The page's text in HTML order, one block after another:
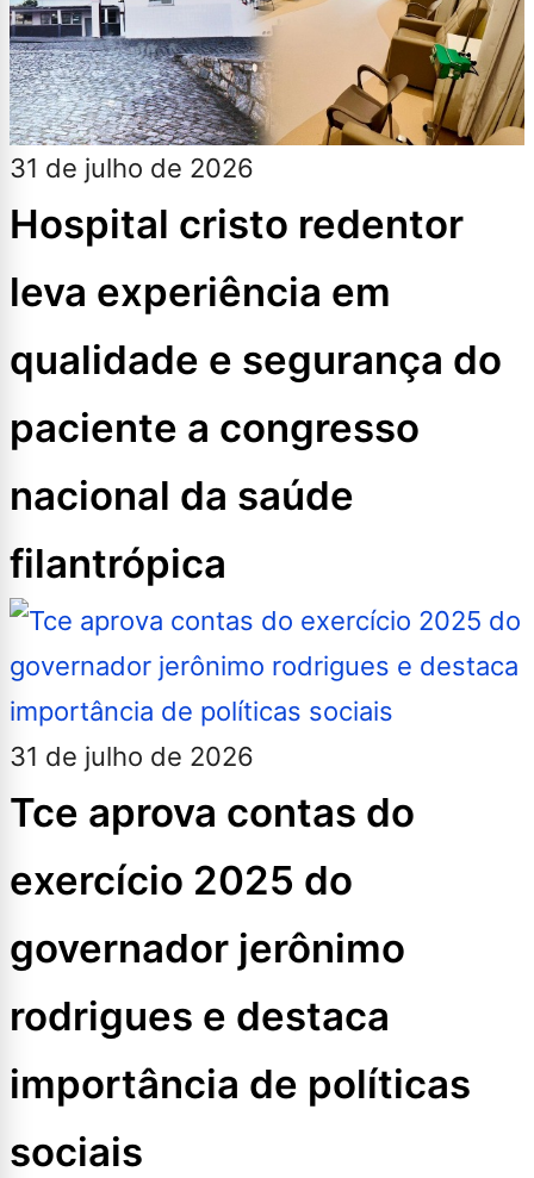
31 de julho de 2026
Hospital cristo redentor
leva experiência em
qualidade e segurança do
paciente a congresso
nacional da saúde
filantrópica
31 de julho de 2026
Tce aprova contas do
exercício 2025 do
governador jerônimo
rodrigues e destaca
importância de políticas
sociais